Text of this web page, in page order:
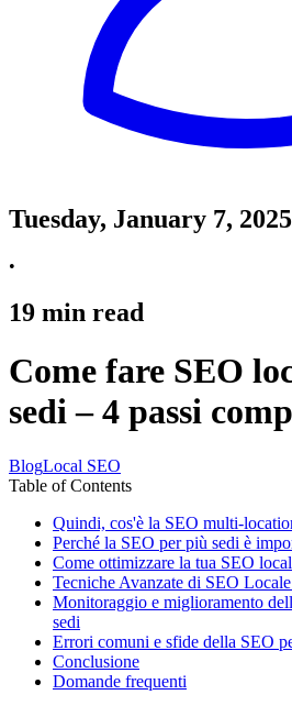
Tuesday, January 7, 2025
•
19 min read
Come fare SEO
sedi – 4 passi
BlogLocal SEO
Table of Contents
Quindi, cos'è la SEO multi-
Perché la SEO per più sedi è
Come ottimizzare la tua SEO
Tecniche Avanzate di SEO
Monitoraggio e miglioramento
sedi
Errori comuni e sfide della SEO
Conclusione
Domande frequenti